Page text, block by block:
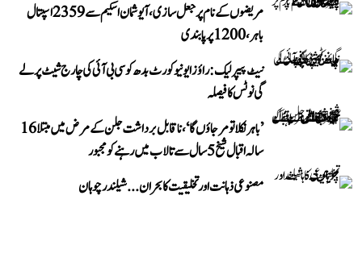
مریضوں کے نام پر جعل سازی، آیوشمان اسکیم سے 2359 اسپتال
باہر، 1200 پر پابندی
نیٹ پیپر لیک: راؤز ایونیو کورٹ بدھ کو سی بی آئی کی چارج شیٹ پر لے
گی نوٹس کا فیصلہ
’باہر نکلا تو مر جاؤں گا‘، ناقابل برداشت جلن کے مرض میں مبتلا 16
سالہ اقبال شیخ 5 سال سے تالاب میں رہنے کو مجبور
مصنوعی ذہانت اور تخلیقیت کا بحران... شیلندر چوہان